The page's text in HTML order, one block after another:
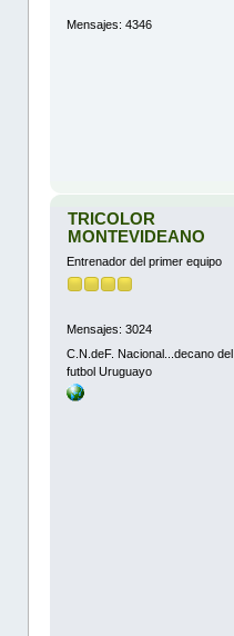
Mensajes: 4346
TRICOLOR
MONTEVIDEANO
Entrenador del primer equipo
Mensajes: 3024
C.N.deF. Nacional...decano del
futbol Uruguayo